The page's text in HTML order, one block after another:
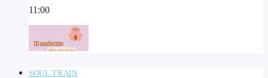
11:00
SOUL TRAIN